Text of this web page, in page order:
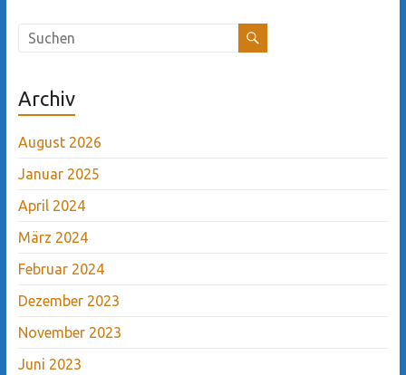
Archiv
August 2026
Januar 2025
April 2024
März 2024
Februar 2024
Dezember 2023
November 2023
Juni 2023